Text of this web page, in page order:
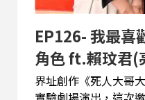
EP126- 我最喜
角色 ft.賴玟君(
界址創作《死人大哥